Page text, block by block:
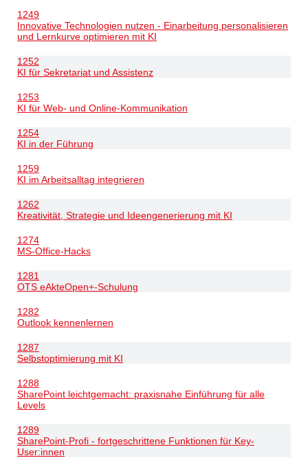
1249
Innovative Technologien nutzen - Einarbeitung personalisieren
und Lernkurve optimieren mit KI
1252
KI für Sekretariat und Assistenz
1253
KI für Web- und Online-Kommunikation
1254
KI in der Führung
1259
KI im Arbeitsalltag integrieren
1262
Kreativität, Strategie und Ideengenerierung mit KI
1274
MS-Office-Hacks
1281
OTS eAkteOpen+-Schulung
1282
Outlook kennenlernen
1287
Selbstoptimierung mit KI
1288
SharePoint leichtgemacht: praxisnahe Einführung für alle
Levels
1289
SharePoint-Profi - fortgeschrittene Funktionen für Key-
User:innen